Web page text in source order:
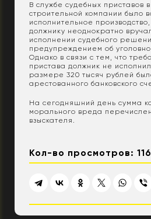
В службе судебных приставов
строительной компании было
исполнительное
должнику неоднократно
исполнении судебного
предупреждением об
Однако в связи с тем, что
пристава должник не
размере 320 тысяч рублей
арестованного банковского
На сегодняшний день сумма
морального вреда
взыскателя.
Кол-во просмотров: